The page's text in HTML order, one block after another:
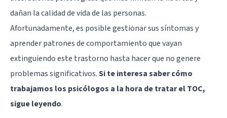
dañan la calidad de vida de las personas.
Afortunadamente, es posible gestionar sus síntomas y
aprender patrones de comportamiento que vayan
extinguiendo este trastorno hasta hacer que no genere
problemas significativos.Si te interesa saber cómo
trabajamos los psicólogos a la hora de tratar el TOC,
sigue leyendo.